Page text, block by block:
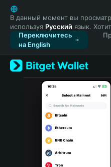
English
日本語
Tiếng Việt
Русский
Español (Latinoamérica)
Türkçe
Italiano
Português (Portugal)
Bahasa Indonesia
В данный момент вы
используя Русский язык.
Переключитесь
на English